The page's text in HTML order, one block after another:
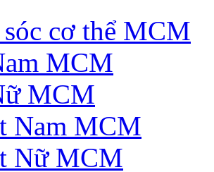
sóc cơ thể MCM
MCM
MCM
Nam MCM
Nữ MCM